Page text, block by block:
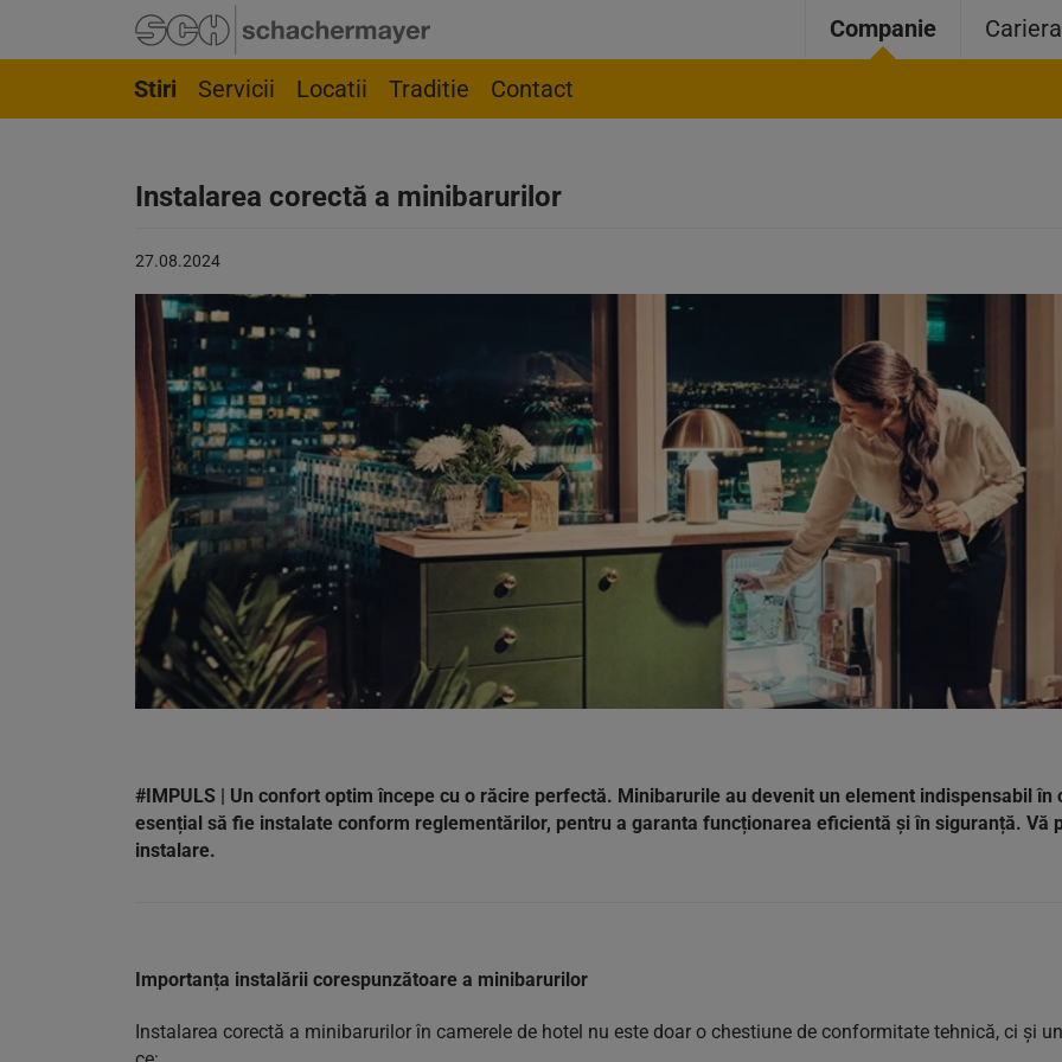
Mergi la navigație
Mergi la pagina de căutare
Mergi la conținutul principal
Mergi la subsol
Companie Cariera
Stiri Servicii Locatii Traditie Contact
Instalarea corectă a minibarurilor
Articol
pe:
27.08.2024
27.08.2024
#IMPULS | Un confort optim începe cu o răcire perfectă. Minibarurile au devenit un element indispensabil
esențial să fie instalate conform reglementărilor, pentru a garanta funcționarea eficientă și în siguranță. Vă
instalare.
Importanța instalării corespunzătoare a minibarurilor
Instalarea corectă a minibarurilor în camerele de hotel nu este doar o chestiune de conformitate tehnică, ci și